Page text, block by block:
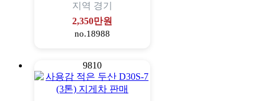
지역 경기
2,350만원
no.18988
9810